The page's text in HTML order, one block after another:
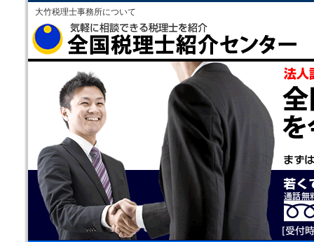
大竹税理士事務所について